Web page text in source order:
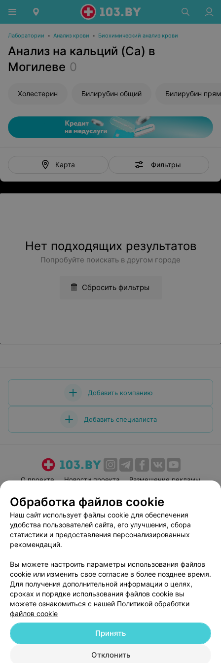
Лаборатории • Анализ крови • Биохимический анализ крови
Анализ на кальций (Ca) в
Могилеве 0
Холестерин Билирубин общий Билирубин
Карта Фильтры
Нет подходящих результатов
Попробуйте поискать в другом городе
Сбросить фильтры
Добавить компанию
Добавить специалиста
О проекте Новости проекта
Размещение рекламы
Пользовательское соглашение
Способы оплаты
Вакансии
Партнеры
Написать руководителю 103.by
Персональные настройки cookie
Обработка персональных данных
© 2026 ООО «Артокс Лаб», УНП 191700409| 220012, Республика Беларусь,
г. Минск, улица Толбухина, 2, пом. 16 | help@103.by
Обработка файлов cookie
Наш сайт использует файлы cookie для обеспечения
удобства пользователей сайта, его улучшения, сбора
статистики и предоставления персонализированных
рекомендаций.
Вы можете настроить параметры использования файлов
cookie или изменить свое согласие в более позднее время.
Для получения дополнительной информации о целях,
сроках и порядке использования файлов cookie вы
можете ознакомиться с нашей Политикой обработки
файлов cookie
Отклонить
Принять